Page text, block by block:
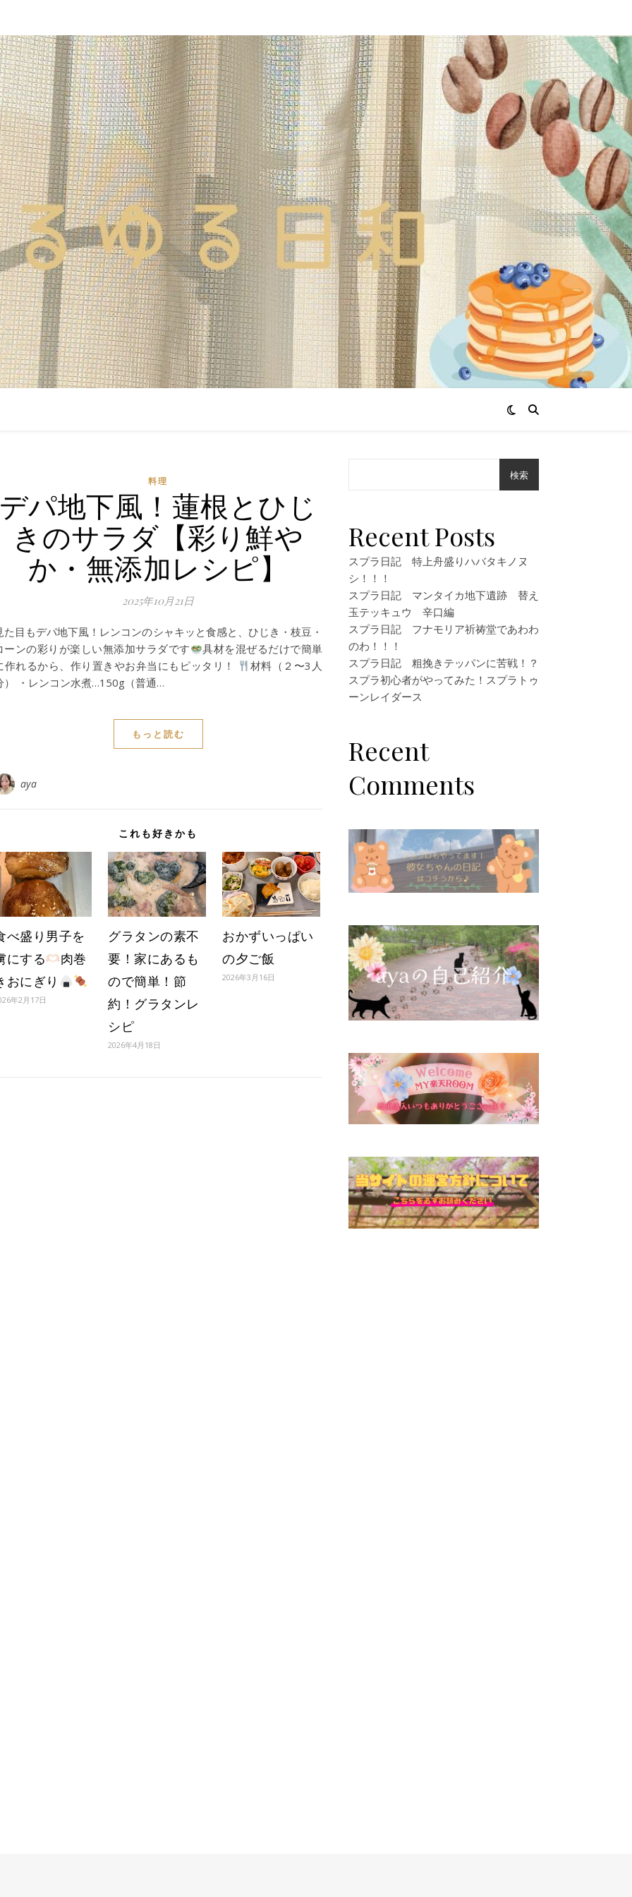
料理
パ地下風！蓮根とひじ
きのサラダ【彩り鮮や
か・無添加レシピ】
2025年10月21日
た目もデパ地下風！レンコンのシャキッと食感と、ひじき・枝豆・
ーンの彩りが楽しい無添加サラダです
具材を混ぜるだけで簡単
作れるから、作り置きやお弁当にもピッタリ！
材料（２〜3人
） ・レンコン水煮…150g（普通…
もっと読む
aya
これも好きかも
べ盛り男子を
にする
肉巻
おにぎり
年2月17日
グラタンの素不
要！家にあるも
ので簡単！節
約！グラタンレ
シピ
2026年4月18日
おかずいっぱい
の夕ご飯
2026年3月16日
検索
Recent Posts
スプラ日記 特上舟盛りハバタキノヌ
シ！！！
スプラ日記 マンタイカ地下遺跡 替え
玉テッキュウ 辛口編
スプラ日記 フナモリア祈祷堂であわわ
のわ！！！
スプラ日記 粗挽きテッパンに苦戦！？
スプラ初心者がやってみた！スプラトゥ
ーンレイダース
Recent
Comments